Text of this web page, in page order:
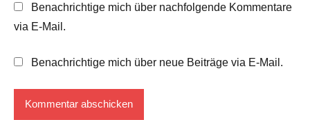
Benachrichtige mich über nachfolgende Kommentare
via E-Mail.
Benachrichtige mich über neue Beiträge via E-Mail.